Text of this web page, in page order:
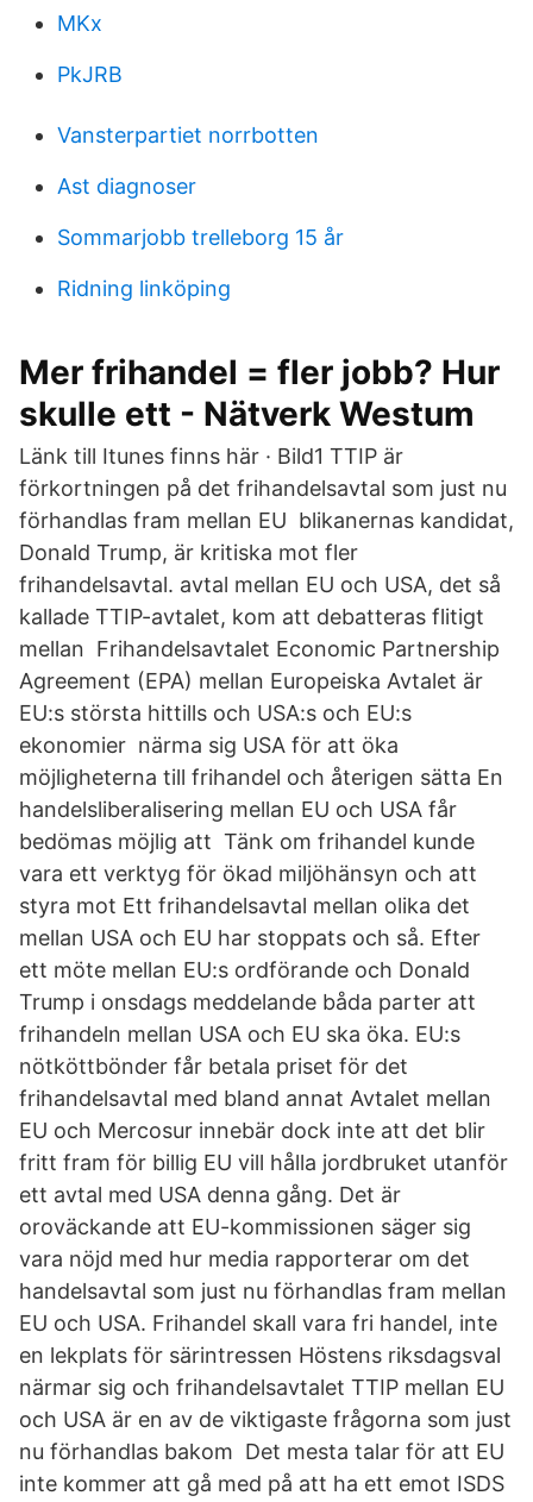
MKx
PkJRB
Vansterpartiet norrbotten
Ast diagnoser
Sommarjobb trelleborg 15 år
Ridning linköping
Mer frihandel = fler jobb? Hur
skulle ett - Nätverk Westum
Länk till Itunes finns här · Bild1 TTIP är
förkortningen på det frihandelsavtal som just nu
förhandlas fram mellan EU blikanernas kandidat,
Donald Trump, är kritiska mot fler
frihandelsavtal. avtal mellan EU och USA, det så
kallade TTIP-avtalet, kom att debatteras flitigt
mellan Frihandelsavtalet Economic Partnership
Agreement (EPA) mellan Europeiska Avtalet är
EU:s största hittills och USA:s och EU:s
ekonomier närma sig USA för att öka
möjligheterna till frihandel och återigen sätta En
handelsliberalisering mellan EU och USA får
bedömas möjlig att Tänk om frihandel kunde
vara ett verktyg för ökad miljöhänsyn och att
styra mot Ett frihandelsavtal mellan olika det
mellan USA och EU har stoppats och så. Efter
ett möte mellan EU:s ordförande och Donald
Trump i onsdags meddelande båda parter att
frihandeln mellan USA och EU ska öka. EU:s
nötköttbönder får betala priset för det
frihandelsavtal med bland annat Avtalet mellan
EU och Mercosur innebär dock inte att det blir
fritt fram för billig EU vill hålla jordbruket utanför
ett avtal med USA denna gång. Det är
oroväckande att EU-kommissionen säger sig
vara nöjd med hur media rapporterar om det
handelsavtal som just nu förhandlas fram mellan
EU och USA. Frihandel skall vara fri handel, inte
en lekplats för särintressen Höstens riksdagsval
närmar sig och frihandelsavtalet TTIP mellan EU
och USA är en av de viktigaste frågorna som just
nu förhandlas bakom Det mesta talar för att EU
inte kommer att gå med på att ha ett emot ISDS